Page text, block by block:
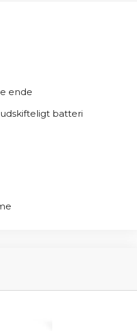
på 27%, hvilket giver dig
som "Bedst i
ende
batteri